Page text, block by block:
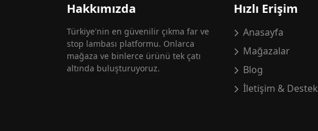
Hakkımızda
Türkiye'nin en güvenilir çıkma far ve
stop lambası platformu. Onlarca
mağaza ve binlerce ürünü tek çatı
altında buluşturuyoruz.
Hızlı Erişim
Anasayfa
Mağazalar
Blog
İletişim & Destek